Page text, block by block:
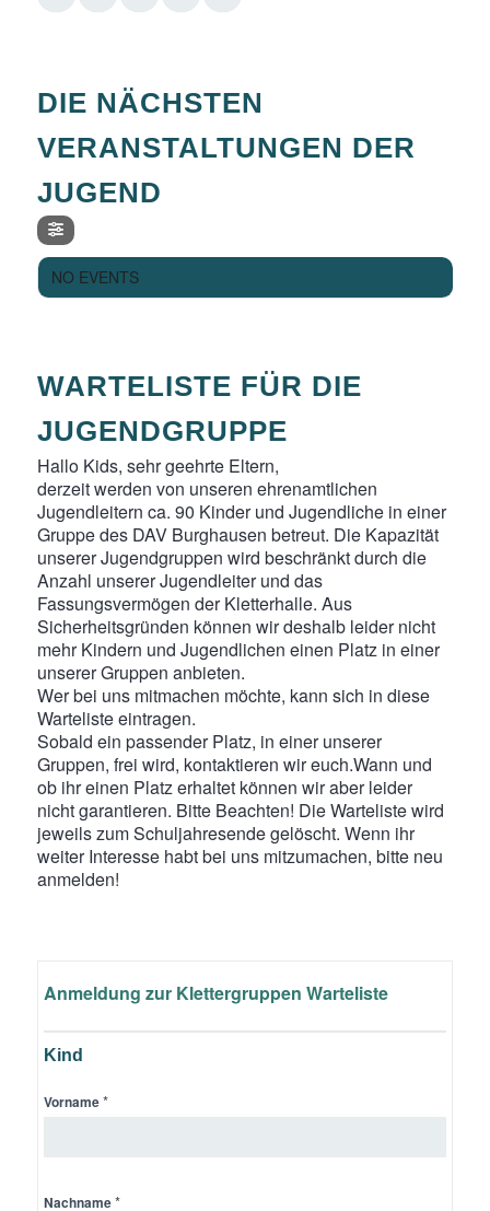
DIE NÄCHSTEN
VERANSTALTUNGEN DER
JUGEND
NO EVENTS
WARTELISTE FÜR DIE
JUGENDGRUPPE
Hallo Kids, sehr geehrte Eltern,
derzeit werden von unseren ehrenamtlichen
Jugendleitern ca. 90 Kinder und Jugendliche in einer
Gruppe des DAV Burghausen betreut. Die Kapazität
unserer Jugendgruppen wird beschränkt durch die
Anzahl unserer Jugendleiter und das
Fassungsvermögen der Kletterhalle. Aus
Sicherheitsgründen können wir deshalb leider nicht
mehr Kindern und Jugendlichen einen Platz in einer
unserer Gruppen anbieten.
Wer bei uns mitmachen möchte, kann sich in diese
Warteliste eintragen.
Sobald ein passender Platz, in einer unserer
Gruppen, frei wird, kontaktieren wir euch.Wann und
ob ihr einen Platz erhaltet können wir aber leider
nicht garantieren. Bitte Beachten! Die Warteliste wird
jeweils zum Schuljahresende gelöscht. Wenn ihr
weiter Interesse habt bei uns mitzumachen, bitte neu
anmelden!
Anmeldung zur Klettergruppen Warteliste
Klettergruppe
Kind
Vorname*
Nachname*